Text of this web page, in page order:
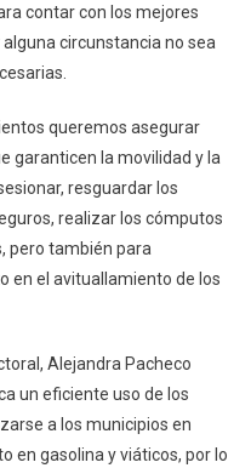
Como
Consejos
Electorales
Distritales
Y
Municipales
Proceso
Electoral
2020-
2021
contar con los mejores
circunstancia no sea
queremos asegurar
garanticen la movilidad y la
resguardar los
realizar los cómputos
pero también para
en el avituallamiento de los
Alejandra Pacheco
un eficiente uso de los
a los municipios en
en gasolina y viáticos, por lo